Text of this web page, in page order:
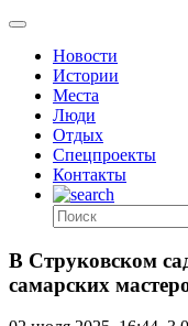
Новости
Истории
Места
Люди
Отдых
Спецпроекты
Контакты
В Струковском
самарских